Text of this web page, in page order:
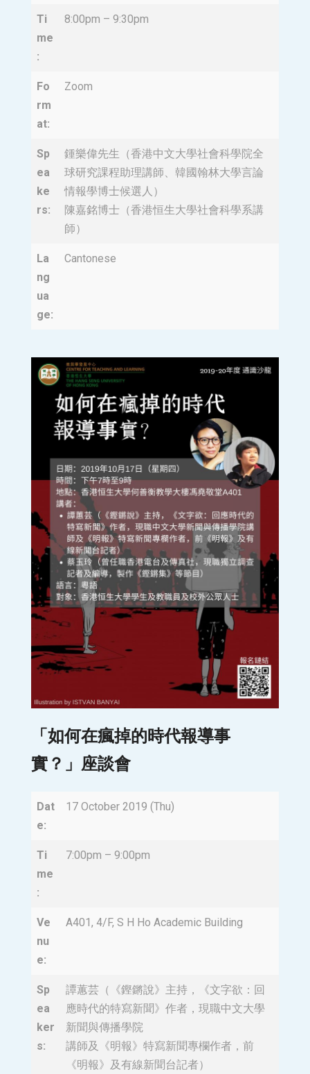
Ti
me
:
8:00pm – 9:30pm
Fo
rm
at:
Zoom
Sp
ea
ke
rs:
鍾樂偉先生（香港中文大學社會科學院全
球研究課程助理講師、韓國翰林大學言論
情報學博士候選人）
陳嘉銘博士（香港恒生大學社會科學系講
師）
La
ng
ua
ge:
Cantonese
「如何在瘋掉的時代報導事
實？」座談會
Dat
e:
17 October 2019 (Thu)
Ti
me
:
7:00pm – 9:00pm
Ve
nu
e:
A401, 4/F, S H Ho Academic Building
Sp
ea
ker
s:
譚蕙芸（《鏗鏘說》主持，《文字欲：回
應時代的特寫新聞》作者，現職中文大學
新聞與傳播學院
講師及《明報》特寫新聞專欄作者，前
《明報》及有線新聞台記者）